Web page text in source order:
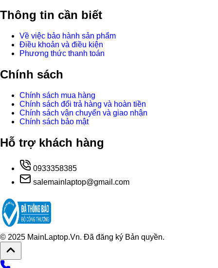
Thông tin cần biết
Về việc bảo hành sản phẩm
Điều khoản và điều kiện
Phương thức thanh toán
Chính sách
Chính sách mua hàng
Chính sách đổi trả hàng và hoàn tiền
Chính sách vận chuyển và giao nhận
Chính sách bảo mật
Hỗ trợ khách hàng
0933358385
salemainlaptop@gmail.com
© 2025 MainLaptop.Vn. Đã đăng ký Bản quyền.